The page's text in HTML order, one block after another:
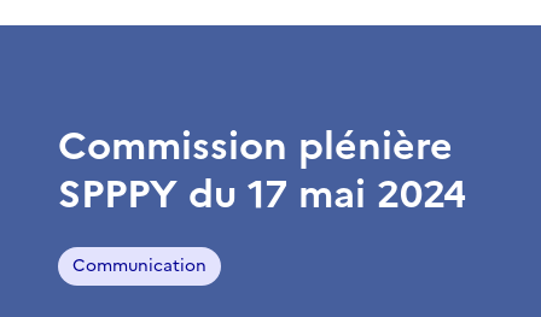
Commission plénière
SPPPY du 17 mai 2024
Communication